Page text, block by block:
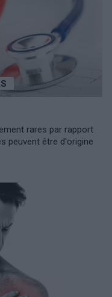
rares par rapport
peuvent être d'origine